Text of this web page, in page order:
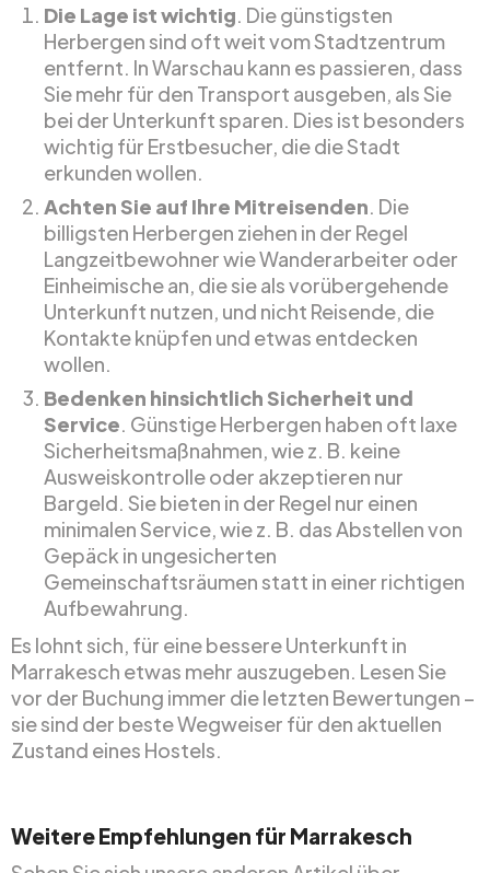
Die Lage ist wichtig. Die günstigsten
Herbergen sind oft weit vom Stadtzentrum
entfernt. In Warschau kann es passieren, dass
Sie mehr für den Transport ausgeben, als Sie
bei der Unterkunft sparen. Dies ist besonders
wichtig für Erstbesucher, die die Stadt
erkunden wollen.
Achten Sie auf Ihre Mitreisenden. Die
billigsten Herbergen ziehen in der Regel
Langzeitbewohner wie Wanderarbeiter oder
Einheimische an, die sie als vorübergehende
Unterkunft nutzen, und nicht Reisende, die
Kontakte knüpfen und etwas entdecken
wollen.
Bedenken hinsichtlich Sicherheit und
Service. Günstige Herbergen haben oft laxe
Sicherheitsmaßnahmen, wie z. B. keine
Ausweiskontrolle oder akzeptieren nur
Bargeld. Sie bieten in der Regel nur einen
minimalen Service, wie z. B. das Abstellen von
Gepäck in ungesicherten
Gemeinschaftsräumen statt in einer richtigen
Aufbewahrung.
Es lohnt sich, für eine bessere Unterkunft in
Marrakesch etwas mehr auszugeben. Lesen Sie
vor der Buchung immer die letzten Bewertungen –
sie sind der beste Wegweiser für den aktuellen
Zustand eines Hostels.
Weitere Empfehlungen für Marrakesch